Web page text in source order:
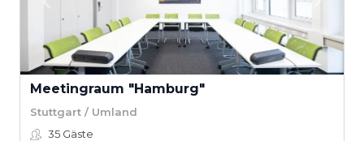
Meetingraum "Hamburg"
Stuttgart / Umland
35 Gäste